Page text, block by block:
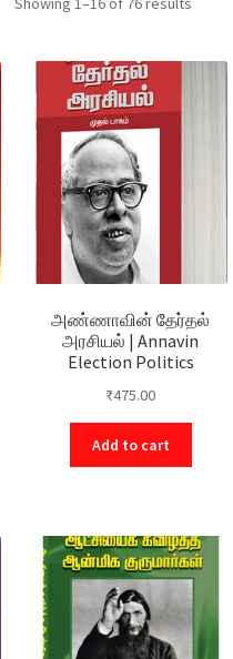
அண்ணாவின் தேர்தல்
அரசியல் | Annavin
Election Politics
₹475.00
Add to cart